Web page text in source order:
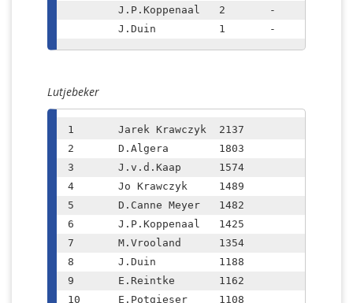
Lutjebeker
1	Jarek Krawczyk  2137
2	D.Algera  	1803
3	J.v.d.Kaap  	1574
4	Jo Krawczyk	1489
5	D.Canne Meyer  	1482
6	J.P.Koppenaal	1425
7	M.Vrooland	1354
8	J.Duin		1188
9	E.Reintke	1162
10	E.Potgieser  	1108